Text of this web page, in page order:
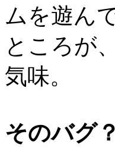
ムを遊ん
ところが
気味。
そのバグ